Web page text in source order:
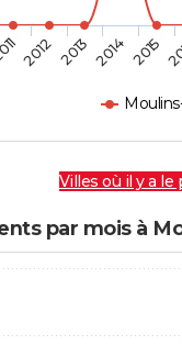
2012 2013 2014 2015
Villes où il y a le
par mois à